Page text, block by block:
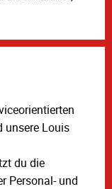
unsere Louis
du die
Personal- und